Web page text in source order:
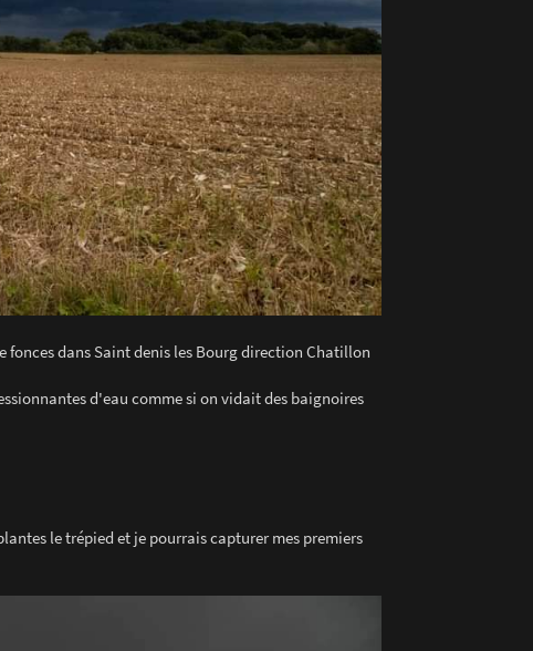
dans Saint denis les Bourg direction Chatillon
d'eau comme si on vidait des baignoires
le trépied et je pourrais capturer mes premiers